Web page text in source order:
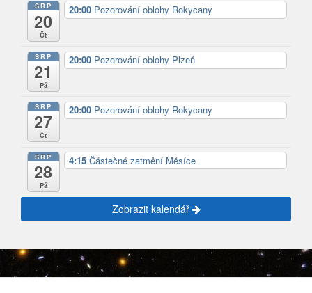
SRP
20
Čt
20:00 Pozorování oblohy Rokycany
SRP
21
Pá
20:00 Pozorování oblohy Plzeň
SRP
27
Čt
20:00 Pozorování oblohy Rokycany
SRP
28
Pá
4:15 Částečné zatmění Měsíce
Zobrazit kalendář